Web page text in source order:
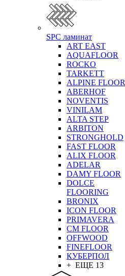
SPC ламинат
ART EAST
AQUAFLOOR
ROCKO
TARKETT
ALPINE FLOOR
ABERHOF
NOVENTIS
VINILAM
ALTA STEP
ARBITON
STRONGHOLD
FAST FLOOR
ALIX FLOOR
ADELAR
DAMY FLOOR
DOLCE
FLOORING
BRONIX
ICON FLOOR
PRIMAVERA
CM FLOOR
OFFWOOD
FINEFLOOR
КУБЕРПОЛ
+ ЕЩЕ 13